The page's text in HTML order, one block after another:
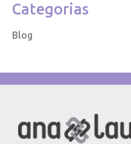
Categorias
Blog